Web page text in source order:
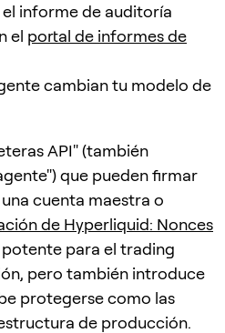
informe de auditoría
el portal de informes de
cambian tu modelo de
API" (también
que pueden firmar
cuenta maestra o
de Hyperliquid: Nonces
potente para el trading
pero también introduce
protegerse como las
de producción.